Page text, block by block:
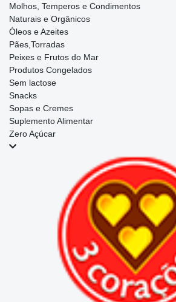
Molhos, Temperos e Condimentos
Naturais e Orgânicos
Óleos e Azeites
Pães,Torradas
Peixes e Frutos do Mar
Produtos Congelados
Sem lactose
Snacks
Sopas e Cremes
Suplemento Alimentar
Zero Açúcar